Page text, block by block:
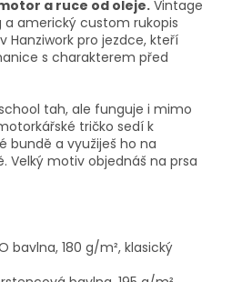
a ruce od oleje. Vintage
americký custom rukopis
Hanziwork pro jezdce, kteří
s charakterem před
tah, ale funguje i mimo
tričko sedí k
bundě a využiješ ho na
Velký motiv objednáš na prsa
bavlna, 180 g/m², klasický